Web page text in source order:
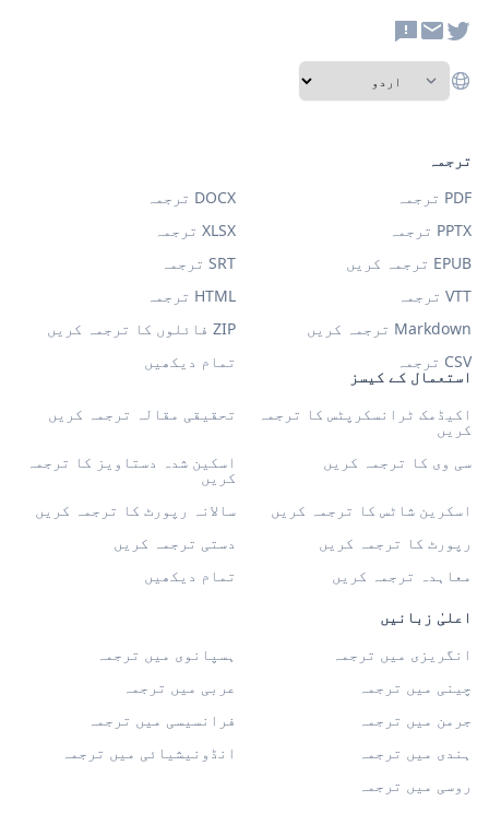
استعمال کے کیسز
اکیڈمک ٹرانسکرپٹس کا ترجمہ
کریں
تحقیقی مقالہ ترجمہ کریں
سی وی کا ترجمہ کریں اسکین شدہ دستاویز کا ترجمہ
کریں
اسکرین شاٹس کا ترجمہ کریں
سالانہ رپورٹ کا ترجمہ کریں
رپورٹ کا ترجمہ کریں
دستی ترجمہ کریں
معاہدہ ترجمہ کریں
تمام دیکھیں
اعلیٰ زبانیں
انگریزی میں ترجمہ
ہسپانوی میں ترجمہ
چینی میں ترجمہ
عربی میں ترجمہ
جرمن میں ترجمہ
فرانسیسی میں ترجمہ
ہندی میں ترجمہ
انڈونیشیائی میں ترجمہ
روسی میں ترجمہ
ترجمہ
PDF ترجمہ
DOCX ترجمہ
PPTX ترجمہ
XLSX ترجمہ
EPUB ترجمہ کریں
SRT ترجمہ
VTT ترجمہ
HTML ترجمہ
Markdown ترجمہ کریں
ZIP فائلوں کا ترجمہ کریں
CSV ترجمہ
تمام دیکھیں